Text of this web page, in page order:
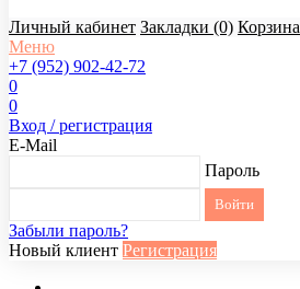
Личный кабинет Закладки (0) Корзина
Меню
+7 (952) 902-42-72
0
0
Вход / регистрация
E-Mail
Пароль
Забыли пароль?
Новый клиент Регистрация